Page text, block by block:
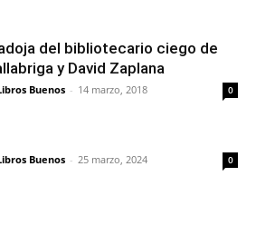
del bibliotecario ciego de
y David Zaplana
Buenos - 14 marzo, 2018 0
Buenos - 25 marzo, 2024 0